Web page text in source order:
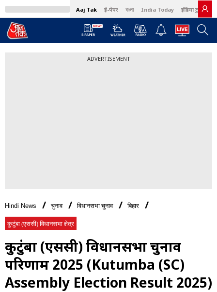
Aaj Tak ई-पेपर বাংলা India Today इंडिया टुडे हिंदी
ADVERTISEMENT
Hindi News चुनाव विधानसभा चुनाव बिहार
कुटुंबा (एससी) विधानसभा क्षेत्र
कुटुंबा (एससी) विधानसभा चुनाव
परिणाम 2025 (Kutumba (SC)
Assembly Election Result 2025)